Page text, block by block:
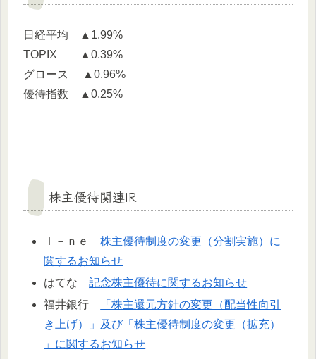
日経平均 ▲1.99%
TOPIX ▲0.39%
グロース ▲0.96%
優待指数 ▲0.25%
株主優待関連IR
Ｉ－ｎｅ株主優待制度の変更（分割実施）に
関するお知らせ
はてな記念株主優待に関するお知らせ
福井銀行
「株主還元方針の変更（配当性向引
き上げ）」及び「株主優待制度の変更（拡充）
」に関するお知らせ